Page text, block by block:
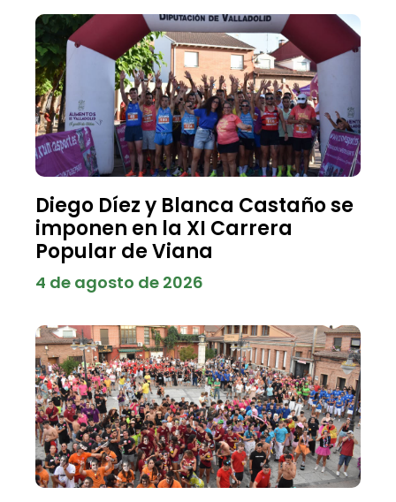
Diego Díez y Blanca Castaño se
imponen en la XI Carrera
Popular de Viana
4 de agosto de 2026